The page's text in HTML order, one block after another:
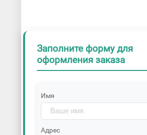
Заполните форму для
оформления заказа
Имя
Адрес